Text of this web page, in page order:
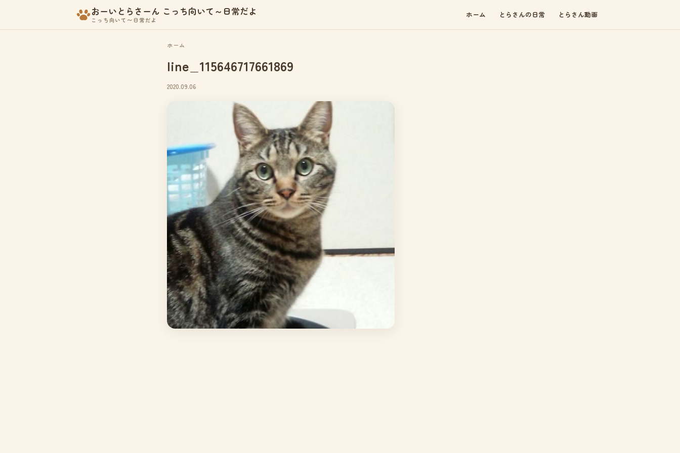
おーいとらさーん こっち向いて～日常だよ
こっち向いて〜日常だよ
ホーム とらさんの日常 とらさん動画
ホーム
line_115646717661869
2020.09.06